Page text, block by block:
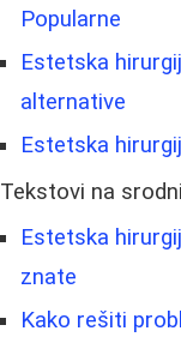
Popularne
Estetska
alternative
Estetska
Tekstovi na
Estetska
znate
Kako rešiti